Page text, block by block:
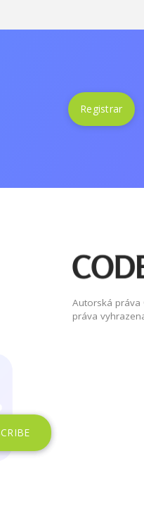
Registrar
Autorská práva
práva